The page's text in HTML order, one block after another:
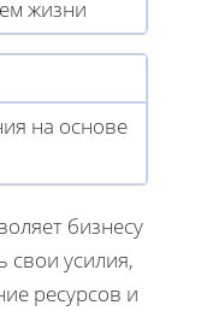
жизни
на основе
бизнесу
свои усилия,
ресурсов и